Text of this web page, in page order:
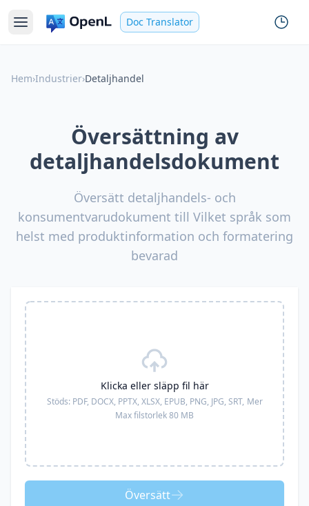
Doc Translator
Hem›Industrier›Detaljhandel
Översättning av
detaljhandelsdokument
Översätt detaljhandels- och
konsumentvarudokument till Vilket språk som
helst med produktinformation och formatering
bevarad
Klicka eller släpp fil här
Stöds: PDF, DOCX, PPTX, XLSX, EPUB, PNG, JPG, SRT, Mer
Max filstorlek 80 MB
Översätt